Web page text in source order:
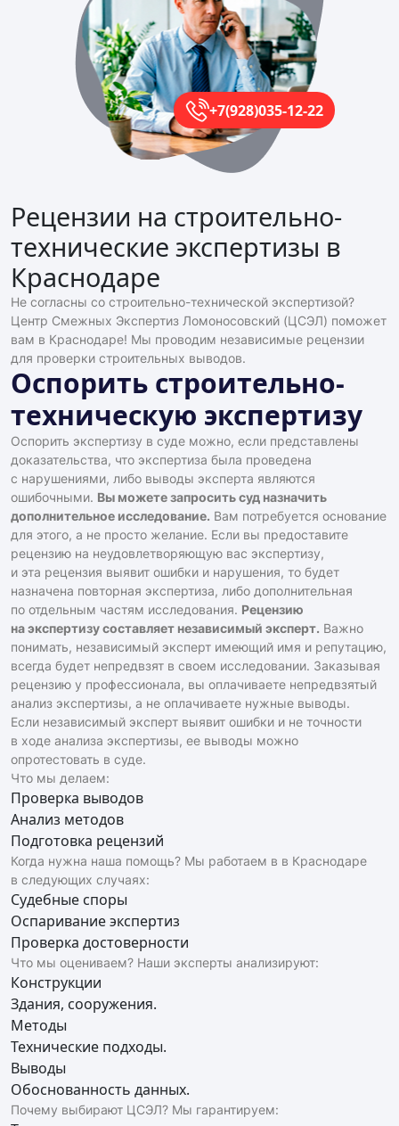
+7(928)035-12-22
Рецензии на строительно-
технические экспертизы в
Краснодаре
Не согласны со строительно-технической экспертизой?
Центр Смежных Экспертиз Ломоносовский (ЦСЭЛ) поможет
вам в Краснодаре! Мы проводим независимые рецензии
для проверки строительных выводов.
Оспорить строительно-
техническую экспертизу
Оспорить экспертизу в суде можно, если представлены
доказательства, что экспертиза была проведена
с нарушениями, либо выводы эксперта являются
ошибочными. Вы можете запросить суд назначить
дополнительное исследование. Вам потребуется основание
для этого, а не просто желание. Если вы предоставите
рецензию на неудовлетворяющую вас экспертизу,
и эта рецензия выявит ошибки и нарушения, то будет
назначена повторная экспертиза, либо дополнительная
по отдельным частям исследования. Рецензию
на экспертизу составляет независимый эксперт. Важно
понимать, независимый эксперт имеющий имя и репутацию,
всегда будет непредвзят в своем исследовании. Заказывая
рецензию у профессионала, вы оплачиваете непредвзятый
анализ экспертизы, а не оплачиваете нужные выводы.
Если независимый эксперт выявит ошибки и не точности
в ходе анализа экспертизы, ее выводы можно
опротестовать в суде.
Что мы делаем:
Проверка выводов
Анализ методов
Подготовка рецензий
Когда нужна наша помощь? Мы работаем в в Краснодаре
в следующих случаях:
Судебные споры
Оспаривание экспертиз
Проверка достоверности
Что мы оцениваем? Наши эксперты анализируют:
Конструкции
Здания, сооружения.
Методы
Технические подходы.
Выводы
Обоснованность данных.
Почему выбирают ЦСЭЛ? Мы гарантируем: